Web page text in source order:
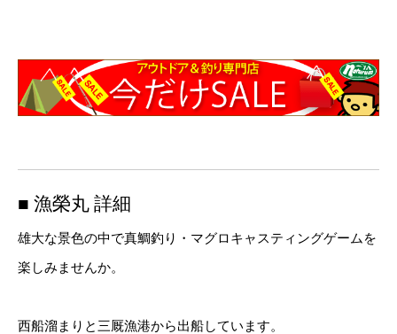
■ 漁榮丸 詳細
雄大な景色の中で真鯛釣り・マグロキャスティングゲームを
楽しみませんか。
西船溜まりと三厩漁港から出船しています。